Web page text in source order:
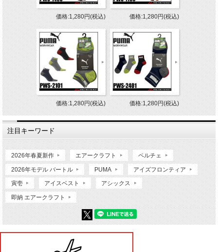
価格:1,280円(税込) 価格:1,280円(税込)
価格:1,280円(税込) 価格:1,280円(税込)
注目キーワード
2026年春夏新作 エアークラフト ペルチェ
2026年モデル バートル PUMA アイズフロンティア
寅壱 アイスベスト アシックス
即納 エアークラフト